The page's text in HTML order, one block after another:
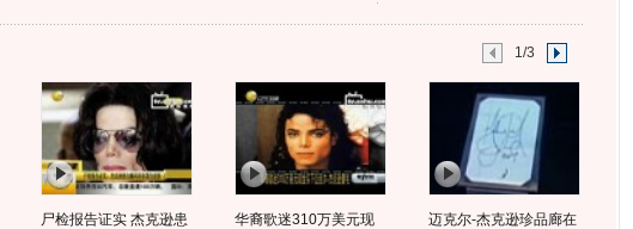
1/3
尸检报告证实 杰克逊患
华裔歌迷310万美元现
迈克尔-杰克逊珍品廊在